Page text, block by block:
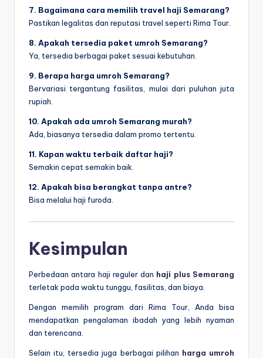
7. Bagaimana cara memilih travel haji Semarang?
Pastikan legalitas dan reputasi travel seperti Rima Tour.
8. Apakah tersedia paket umroh Semarang?
Ya, tersedia berbagai paket sesuai kebutuhan.
9. Berapa harga umroh Semarang?
Bervariasi tergantung fasilitas, mulai dari puluhan juta
rupiah.
10. Apakah ada umroh Semarang murah?
Ada, biasanya tersedia dalam promo tertentu.
11. Kapan waktu terbaik daftar haji?
Semakin cepat semakin baik.
12. Apakah bisa berangkat tanpa antre?
Bisa melalui haji furoda.
Kesimpulan
Perbedaan antara haji reguler dan haji plus Semarang
terletak pada waktu tunggu, fasilitas, dan biaya.
Dengan memilih program dari Rima Tour , Anda bisa
mendapatkan pengalaman ibadah yang lebih nyaman
dan terencana.
Selain itu, tersedia juga berbagai pilihan harga umroh